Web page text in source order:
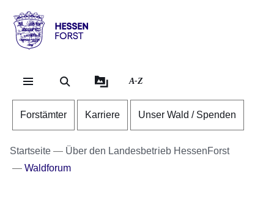
Hessen
Forst
A-Z
Forstämter Karriere Unser Wald / Spenden
Startseite
Über den Landesbetrieb HessenForst
Waldforum